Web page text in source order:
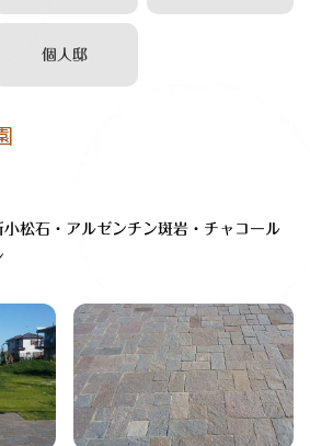
個人邸
松石・アルゼンチン斑岩・チャコール